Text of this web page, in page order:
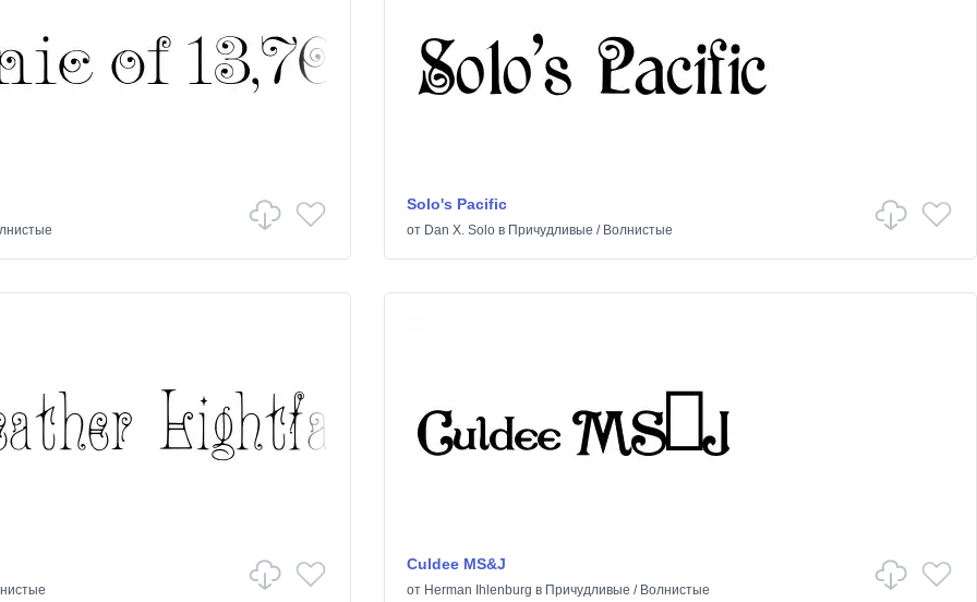
Solo's Pacific
от Dan X. Soloв Причудливые / Волнистые
Culdee MS&J
от Herman Ihlenburg в Причудливые / Волнистые